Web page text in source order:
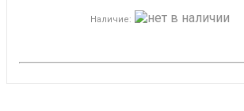
Наличие: